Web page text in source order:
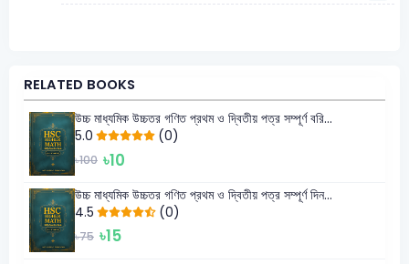
RELATED BOOKS
উচ্চ মাধ্যমিক উচ্চতর গণিত প্রথম ও দ্বিতীয় পত্র সম্পূর্ণ বরি...
5.0 (0)
৳100 ৳10
উচ্চ মাধ্যমিক উচ্চতর গণিত প্রথম ও দ্বিতীয় পত্র সম্পূর্ণ দিন...
4.5 (0)
৳75 ৳15